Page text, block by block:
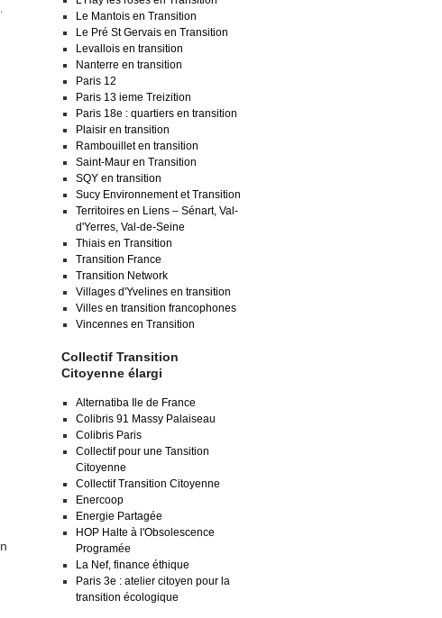
,
Le Mantois en Transition
Le Pré St Gervais en Transition
Levallois en transition
Nanterre en transition
Paris 12
Paris 13 ieme Treizition
Paris 18e : quartiers en transition
Plaisir en transition
Rambouillet en transition
Saint-Maur en Transition
SQY en transition
Sucy Environnement et Transition
Territoires en Liens – Sénart, Val-
d'Yerres, Val-de-Seine
Thiais en Transition
Transition France
Transition Network
Villages d'Yvelines en transition
Villes en transition francophones
Vincennes en Transition
Collectif Transition
Citoyenne élargi
Alternatiba Ile de France
Colibris 91 Massy Palaiseau
Colibris Paris
Collectif pour une Tansition
Citoyenne
Collectif Transition Citoyenne
Enercoop
Energie Partagée
HOP Halte à l'Obsolescence
Programée
La Nef, finance éthique
Paris 3e : atelier citoyen pour la
transition écologique